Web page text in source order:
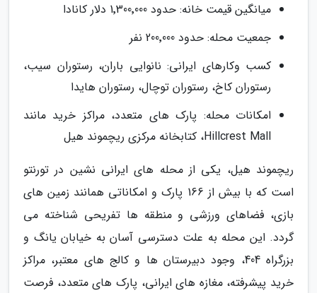
میانگین قیمت خانه: حدود 1٬300٬000 دلار کانادا
جمعیت محله: حدود 200٬000 نفر
کسب وکارهای ایرانی: نانوایی باران، رستوران سیب،
رستوران کاخ، رستوران توچال، رستوران هایدا
امکانات محله: پارک های متعدد، مراکز خرید مانند
Hillcrest Mall، کتابخانه مرکزی ریچموند هیل
ریچموند هیل، یکی از محله های ایرانی نشین در تورنتو
است که با بیش از 166 پارک و امکاناتی همانند زمین های
بازی، فضاهای ورزشی و منطقه ها تفریحی شناخته می
گردد. این محله به علت دسترسی آسان به خیابان یانگ و
بزرگراه 404، وجود دبیرستان ها و کالج های معتبر، مراکز
خرید پیشرفته، مغازه های ایرانی، پارک های متعدد، فرصت